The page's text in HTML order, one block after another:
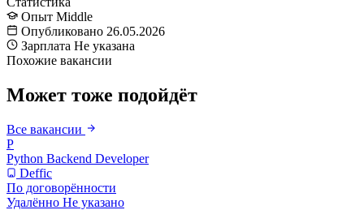
Опыт Middle
Опубликовано 26.05.2026
Зарплата Не указана
Похожие вакансии
Может тоже подойдёт
Все вакансии
P
Python Backend Developer
Deffic
По договорённости
Удалённо Не указано